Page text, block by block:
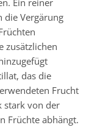
Ein reiner
die Vergärung
zusätzlichen
das die
Frucht
stark von der
Früchte abhängt.